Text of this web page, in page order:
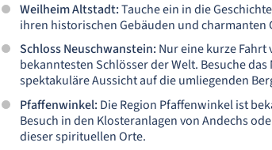
Weilheim Altstadt:Tauche ein in die
ihren historischen Gebäuden und charmanten
Schloss Neuschwanstein: Nur eine kurze
bekanntesten Schlösser der Welt. Besuche
spektakuläre Aussicht auf die umliegenden
Pfaffenwinkel: Die Region Pfaffenwinkel ist
Besuch in den Klosteranlagen von Andechs
dieser spirituellen Orte.